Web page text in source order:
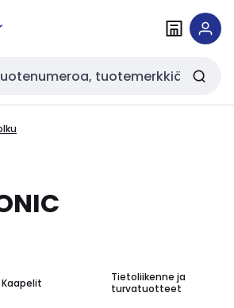
Kaapelit
Tietoliikenne ja
turvatuotteet